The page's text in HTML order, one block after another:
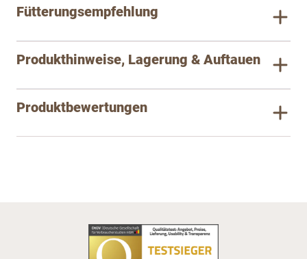
Fütterungsempfehlung
Produkthinweise, Lagerung & Auftauen
Produktbewertungen